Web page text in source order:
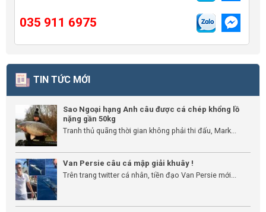
035 911 6975
TIN TỨC MỚI
Sao Ngoại hạng Anh câu được cá chép khổng lồ
nặng gần 50kg
Tranh thủ quãng thời gian không phải thi đấu, Mark...
Van Persie câu cá mập giải khuây !
Trên trang twitter cá nhân, tiền đạo Van Persie mới...